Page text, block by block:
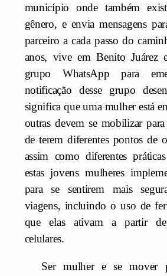
município onde também
gênero, e envia mensagens
parceiro a cada passo do
anos, vive em Benito Juárez
grupo WhatsApp para
notificação desse grupo
significa que uma mulher está
outras devem se mobilizar
de terem diferentes pontos de
assim como diferentes
estas jovens mulheres
para se sentirem mais
viagens, incluindo o uso de
que elas ativam a partir de
celulares.
Ser mulher e se mover